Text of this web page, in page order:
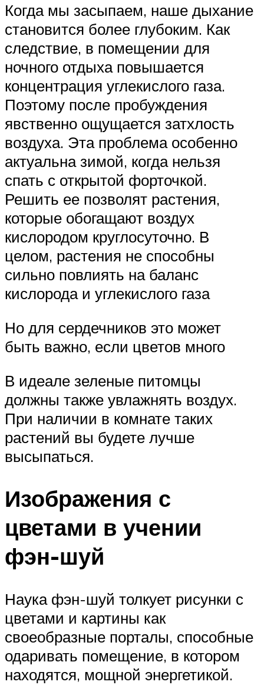
Когда мы засыпаем, наше дыхание
становится более глубоким. Как
следствие, в помещении для
ночного отдыха повышается
концентрация углекислого газа.
Поэтому после пробуждения
явственно ощущается затхлость
воздуха. Эта проблема особенно
актуальна зимой, когда нельзя
спать с открытой форточкой.
Решить ее позволят растения,
которые обогащают воздух
кислородом круглосуточно. В
целом, растения не способны
сильно повлиять на баланс
кислорода и углекислого газа
Но для сердечников это может
быть важно, если цветов много
В идеале зеленые питомцы
должны также увлажнять воздух.
При наличии в комнате таких
растений вы будете лучше
высыпаться.
Изображения с
цветами в учении
фэн-шуй
Наука фэн-шуй толкует рисунки с
цветами и картины как
своеобразные порталы, способные
одаривать помещение, в котором
находятся, мощной энергетикой.